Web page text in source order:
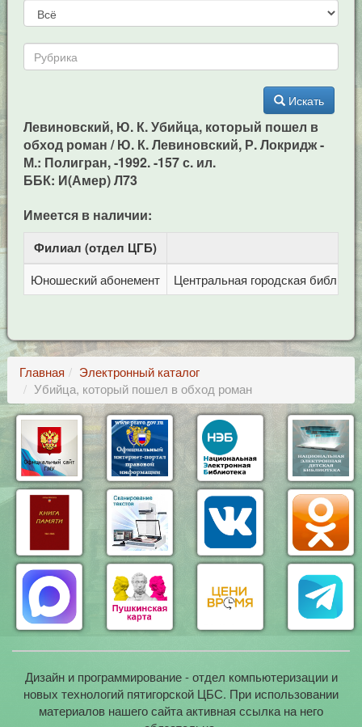
Искать
Левиновский, Ю. К. Убийца, который пошел в
обход роман / Ю. К. Левиновский, Р. Локридж -
М.: Полигран, -1992. -157 с. ил.
ББК: И(Амер) Л73
Имеется в наличии:
Филиал (отдел ЦГБ)
Юношеский абонемент Центральная городская
Главная
Электронный каталог
Убийца, который пошел в обход роман
Дизайн и программирование - отдел компьютеризации и
новых технологий пятигорской ЦБС. При использовании
материалов нашего сайта активная ссылка на него